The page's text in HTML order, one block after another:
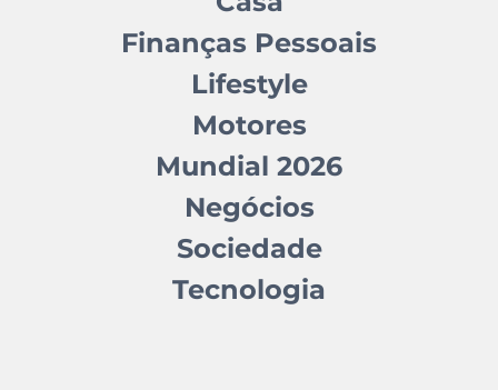
Finanças Pessoais
Lifestyle
Motores
Mundial 2026
Negócios
Sociedade
Tecnologia